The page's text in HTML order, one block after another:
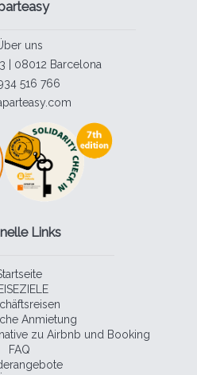
uns
| 08012 Barcelona
516 766
Links
Anmietung
zu Airbnb und Booking
FAQ